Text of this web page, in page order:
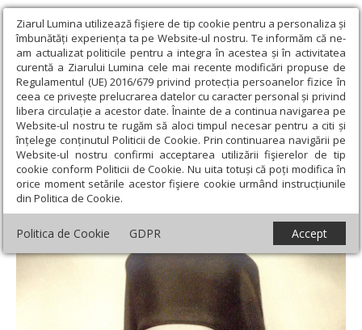
Ziarul Lumina utilizează fişiere de tip cookie pentru a personaliza și
îmbunătăți experiența ta pe Website-ul nostru. Te informăm că ne-
am actualizat politicile pentru a integra în acestea și în activitatea
curentă a Ziarului Lumina cele mai recente modificări propuse de
Regulamentul (UE) 2016/679 privind protecția persoanelor fizice în
ceea ce privește prelucrarea datelor cu caracter personal și privind
libera circulație a acestor date. Înainte de a continua navigarea pe
Website-ul nostru te rugăm să aloci timpul necesar pentru a citi și
înțelege conținutul Politicii de Cookie. Prin continuarea navigării pe
Website-ul nostru confirmi acceptarea utilizării fişierelor de tip
cookie conform Politicii de Cookie. Nu uita totuși că poți modifica în
orice moment setările acestor fişiere cookie urmând instrucțiunile
din Politica de Cookie.
Politica de Cookie GDPR Accept
Ziarul Lumina › Opinii › Repere și idei › Mitropolitul Visarion
Puiu, 70 de ani de la condamnarea la moarte
Mitropolitul Visarion Puiu, 70 de ani de la
condamnarea la moarte